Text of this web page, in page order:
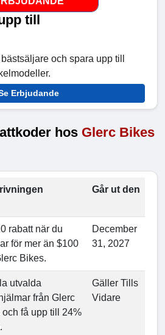
till
och spara upp till
Erbjudande
hos Glerc Bikes
Går ut den
rabatt när du
för mer än $100
Bikes.
December
31, 2027
utvalda
från Glerc
och få upp till 24%
Gäller Tills
Vidare